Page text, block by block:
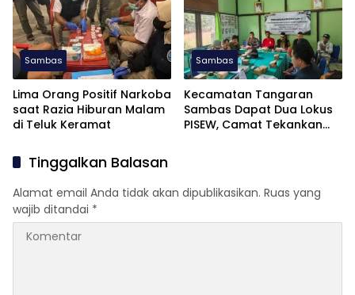
Sambas
Lima Orang Positif Narkoba
saat Razia Hiburan Malam
di Teluk Keramat
Sambas
Kecamatan Tangaran
Sambas Dapat Dua Lokus
PISEW, Camat Tekankan
Tinggalkan Balasan
Alamat email Anda tidak akan dipublikasikan. Ruas yang
wajib ditandai *